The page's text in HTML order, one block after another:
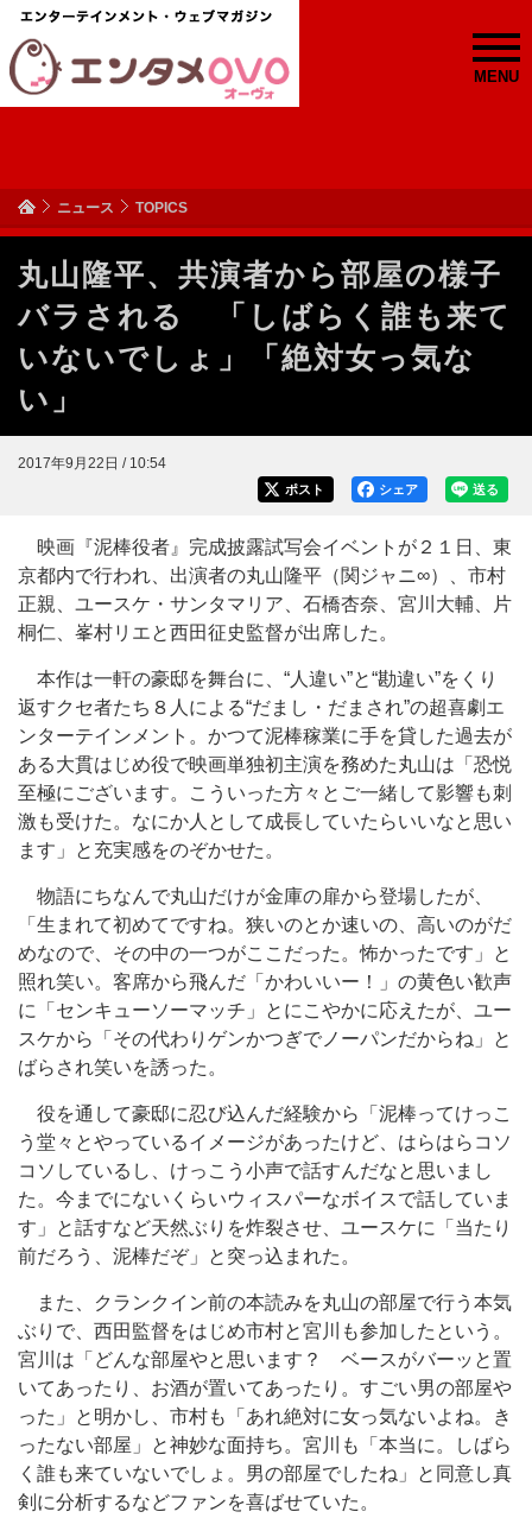
MENU
ニュース TOPICS
丸山隆平、共演者から部屋の様子
バラされる 「しばらく誰も来て
いないでしょ」「絶対女っ気な
い」
2017年9月22日 / 10:54
送る
シェア
ポスト
映画『泥棒役者』完成披露試写会イベントが２１日、東
京都内で行われ、出演者の丸山隆平（関ジャニ∞）、市村
正親、ユースケ・サンタマリア、石橋杏奈、宮川大輔、片
桐仁、峯村リエと西田征史監督が出席した。
本作は一軒の豪邸を舞台に、“人違い”と“勘違い”をくり
返すクセ者たち８人による“だまし・だまされ”の超喜劇エ
ンターテインメント。かつて泥棒稼業に手を貸した過去が
ある大貫はじめ役で映画単独初主演を務めた丸山は「恐悦
至極にございます。こういった方々とご一緒して影響も刺
激も受けた。なにか人として成長していたらいいなと思い
ます」と充実感をのぞかせた。
物語にちなんで丸山だけが金庫の扉から登場したが、
「生まれて初めてですね。狭いのとか速いの、高いのがだ
めなので、その中の一つがここだった。怖かったです」と
照れ笑い。客席から飛んだ「かわいいー！」の黄色い歓声
に「センキューソーマッチ」とにこやかに応えたが、ユー
スケから「その代わりゲンかつぎでノーパンだからね」と
ばらされ笑いを誘った。
役を通して豪邸に忍び込んだ経験から「泥棒ってけっこ
う堂々とやっているイメージがあったけど、はらはらコソ
コソしているし、けっこう小声で話すんだなと思いまし
た。今までにないくらいウィスパーなボイスで話していま
す」と話すなど天然ぶりを炸裂させ、ユースケに「当たり
前だろう、泥棒だぞ」と突っ込まれた。
また、クランクイン前の本読みを丸山の部屋で行う本気
ぶりで、西田監督をはじめ市村と宮川も参加したという。
宮川は「どんな部屋やと思います？ ベースがバーッと置
いてあったり、お酒が置いてあったり。すごい男の部屋や
った」と明かし、市村も「あれ絶対に女っ気ないよね。き
ったない部屋」と神妙な面持ち。宮川も「本当に。しばら
く誰も来ていないでしょ。男の部屋でしたね」と同意し真
剣に分析するなどファンを喜ばせていた。